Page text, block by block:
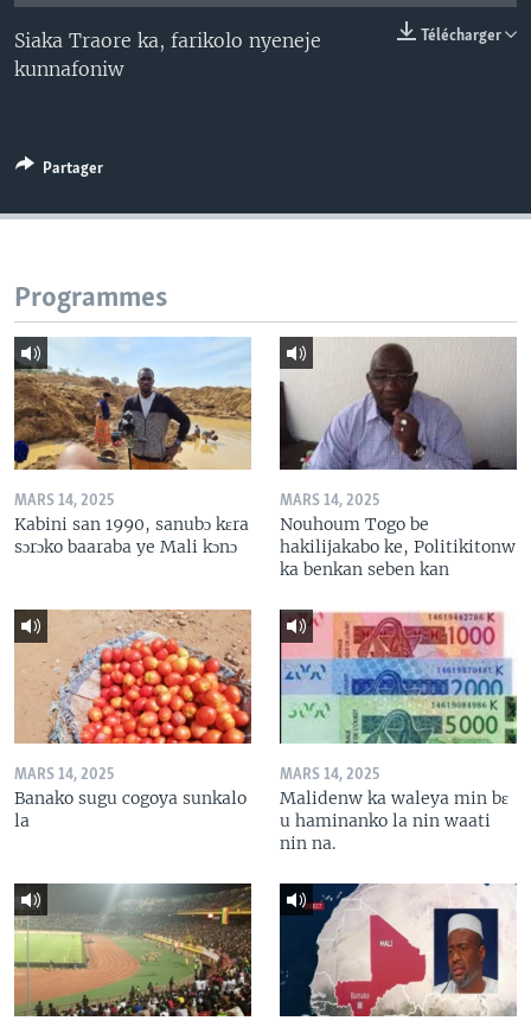
Télécharger
Siaka Traore ka, farikolo nyeneje
kunnafoniw
Partager
Programmes
MARS 14, 2025
Kabini san 1990, sanubɔ kɛra
sɔrɔko baaraba ye Mali kɔnɔ
MARS 14, 2025
Nouhoum Togo be
hakilijakabo ke, Politikitonw
ka benkan seben kan
MARS 14, 2025
Banako sugu cogoya sunkalo
la
MARS 14, 2025
Malidenw ka waleya min bɛ
u haminanko la nin waati
nin na.